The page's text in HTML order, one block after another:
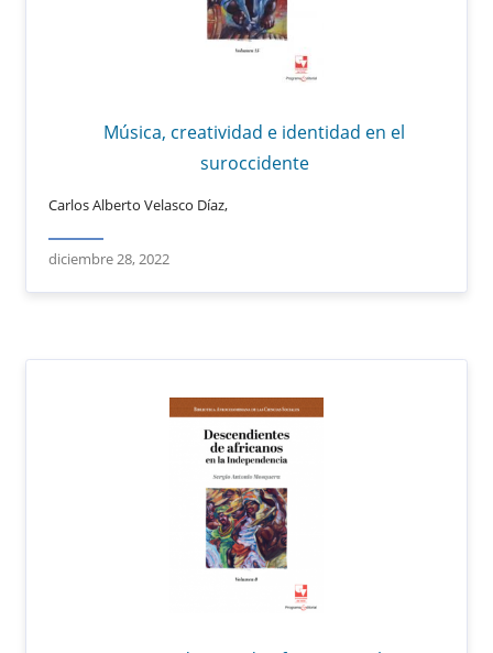
Música, creatividad e identidad en el
suroccidente
Carlos Alberto Velasco Díaz,
diciembre 28, 2022